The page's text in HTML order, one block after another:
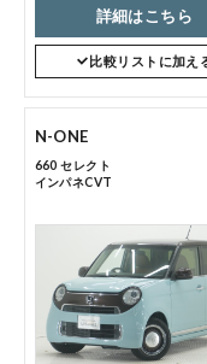
コ
各
詳細はこちら
比較リストに加え
N-ONE
660 セレクト
インパネCVT